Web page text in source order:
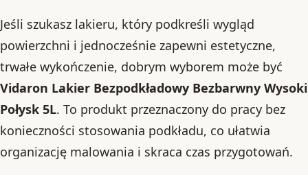
Jeśli szukasz lakieru, który podkreśli wygląd
powierzchni i jednocześnie zapewni estetyczne,
trwałe wykończenie, dobrym wyborem może być
Vidaron Lakier Bezpodkładowy Bezbarwny Wysoki
Połysk 5L. To produkt przeznaczony do pracy bez
konieczności stosowania podkładu, co ułatwia
organizację malowania i skraca czas przygotowań.